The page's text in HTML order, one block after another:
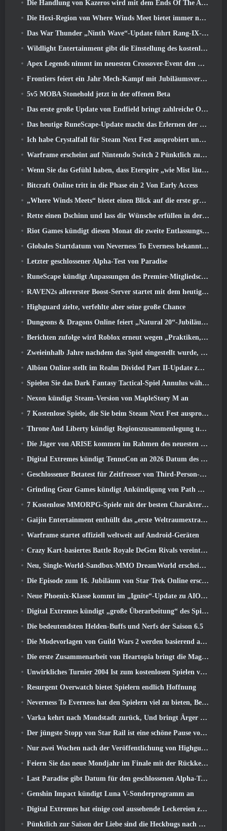
Die Handlung von Kazeros wird mit dem Ends Of The Abyss-Update von Lost Ark abgeschlossen
Die Hexi-Region von Where Winds Meet bietet immer noch das, was Spieler lieben, und ist gleichzeitig ein einzigartiges Erlebnis
Das War Thunder „Ninth Wave“-Update führt Rang-IX-Jets ein
Wildlight Entertainment gibt die Einstellung des kostenlosen Helden-Shooters Highguard bekannt
Apex Legends nimmt im neuesten Crossover-Event den Kampf mit dem Gundam-Universum auf
Frontiers feiert ein Jahr Mech-Kampf mit Jubiläumsveranstaltungen
5v5 MOBA Stonehold jetzt in der offenen Beta
Das erste große Update von Endfield bringt zahlreiche Optimierungen mit sich
Das heutige RuneScape-Update macht das Erlernen der ursprünglichen Kampfstile des MMORPGs einfacher
Ich habe Crystalfall für Steam Next Fest ausprobiert und das habe ich gelernt
Warframe erscheint auf Nintendo Switch 2 Pünktlich zum nächsten großen Update, Der Schattengraph
Wenn Sie das Gefühl haben, dass Eterspire „wie Mist läuft“, Der Creative Director sagt, dass dies nicht mehr der Fall sei
Bitcraft Online tritt in die Phase ein 2 Von Early Access
„Where Winds Meets“ bietet einen Blick auf die erste große Erweiterung im Hexi-Livestream
Rette einen Dschinn und lass dir Wünsche erfüllen in der Mirage League von Path Of Exile
Riot Games kündigt diesen Monat die zweite Entlassungsserie an
Globales Startdatum von Neverness To Everness bekannt gegeben
Letzter geschlossener Alpha-Test von Paradise
RuneScape kündigt Anpassungen des Premier-Mitgliedschaftsmodells an, um den jüngsten Änderungen am MMORPG Rechnung zu tragen
RAVEN2s allererster Boost-Server startet mit dem heutigen Update
Highguard zielte, verfehlte aber seine große Chance
Dungeons & Dragons Online feiert „Natural 20“-Jubiläum mit besonderen Quests und Belohnungen
Berichten zufolge wird Roblox erneut wegen „Praktiken, die Kinder gefährden und ausbeuten“ verklagt
Zweieinhalb Jahre nachdem das Spiel eingestellt wurde, Gamigo neckt die Rückkehr des mittelalterlichen MMO Glory Victis
Albion Online stellt im Realm Divided Part II-Update zwei wichtige Fraktionskriegsfunktionen vor
Spielen Sie das Dark Fantasy Tactical-Spiel Annulus während des Steam Next Fest
Nexon kündigt Steam-Version von MapleStory M an
7 Kostenlose Spiele, die Sie beim Steam Next Fest ausprobieren können
Throne And Liberty kündigt Regionszusammenlegung und Serverkonsolidierung an
Die Jäger von ARISE kommen im Rahmen des neuesten Kooperationsevents nach Fortnite
Digital Extremes kündigt TennoCon an 2026 Datum des Ticketverkaufs
Geschlossener Betatest für Zeitfresser von Third-Person-Shootern angekündigt
Grinding Gear Games kündigt Ankündigung von Path Of Exile an
7 Kostenlose MMORPG-Spiele mit der besten Charakteranpassung
Gaijin Entertainment enthüllt das „erste Weltraumextraktions-Actionspiel“ Star Wrath
Warframe startet offiziell weltweit auf Android-Geräten
Crazy Kart-basiertes Battle Royale DeGen Rivals vereint all die Dinge, von denen Sie wahrscheinlich nicht wussten, dass Sie sie kombiniert haben wollten
Neu, Single-World-Sandbox-MMO DreamWorld erscheint im Early Access auf Steam
Die Episode zum 16. Jubiläum von Star Trek Online erscheint als Teil des „Corruption“-Updates
Neue Phoenix-Klasse kommt im „Ignite“-Update zu AION Classic EU
Digital Extremes kündigt „große Überarbeitung“ des Spielerfortschrittssystems von Soulframe an
Die bedeutendsten Helden-Buffs und Nerfs der Saison 6.5
Die Modevorlagen von Guild Wars 2 werden basierend auf dem Feedback der Spieler überarbeitet
Die erste Zusammenarbeit von Heartopia bringt die Magie der Freundschaft meines kleinen Ponys
Unwirkliches Turnier 2004 Ist zum kostenlosen Spielen verfügbar und Epic wird niemanden deswegen verklagen
Resurgent Overwatch bietet Spielern endlich Hoffnung
Neverness To Everness hat den Spielern viel zu bieten, Besonders lustig
Varka kehrt nach Mondstadt zurück, Und bringt Ärger mit sich im Luna V-Update von Genshin Impact
Der jüngste Stopp von Star Rail ist eine schöne Pause vom Trauma
Nur zwei Wochen nach der Veröffentlichung von Highguard gibt Wildlight Entertainment Entlassungen bekannt
Feiern Sie das neue Mondjahr im Finale mit der Rückkehr des „Bank It Mode“
Last Paradise gibt Datum für den geschlossenen Alpha-Test bekannt
Genshin Impact kündigt Luna V-Sonderprogramm an
Digital Extremes hat einige cool aussehende Leckereien zur Feier des Mondneujahrs in Warframe zusammengestellt
Pünktlich zur Saison der Liebe sind die Heckbugs nach Trove zurückgekehrt